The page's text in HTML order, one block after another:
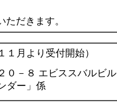
だきます。
月より受付開始）
０－８ エビススバルビル
ダー」係